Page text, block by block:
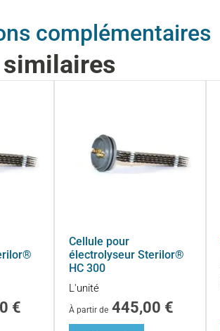
complémentaires
€
Cellule pour
électrolyseur Sterilor®
HC 300
L'unité
À partir de 445,00 €